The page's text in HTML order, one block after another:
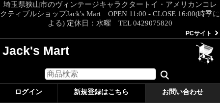
埼玉県狭山市のヴィンテージキャラクタートイ・アメリカンコレ
クティブルショップJack's Mart OPEN 11:00 - CLOSE 16:00(時季に
よる) 定休日：水曜 TEL 0429075820
PCサイト
Jack's Mart
ログイン 新規登録はこちら お問い合わせ